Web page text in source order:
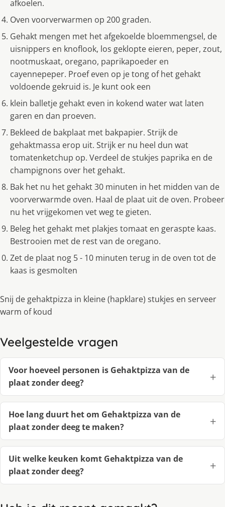
afkoelen.
Oven voorverwarmen op 200 graden.
Gehakt mengen met het afgekoelde bloemmengsel, de
uisnippers en knoflook, los geklopte eieren, peper, zout,
nootmuskaat, oregano, paprikapoeder en
cayennepeper. Proef even op je tong of het gehakt
voldoende gekruid is. Je kunt ook een
klein balletje gehakt even in kokend water wat laten
garen en dan proeven.
Bekleed de bakplaat met bakpapier. Strijk de
gehaktmassa erop uit. Strijk er nu heel dun wat
tomatenketchup op. Verdeel de stukjes paprika en de
champignons over het gehakt.
Bak het nu het gehakt 30 minuten in het midden van de
voorverwarmde oven. Haal de plaat uit de oven. Probeer
nu het vrijgekomen vet weg te gieten.
Beleg het gehakt met plakjes tomaat en geraspte kaas.
Bestrooien met de rest van de oregano.
Zet de plaat nog 5 - 10 minuten terug in de oven tot de
kaas is gesmolten
Snij de gehaktpizza in kleine (hapklare) stukjes en serveer
warm of koud
Veelgestelde vragen
Voor hoeveel personen is Gehaktpizza van de
plaat zonder deeg?
Hoe lang duurt het om Gehaktpizza van de
plaat zonder deeg te maken?
Uit welke keuken komt Gehaktpizza van de
plaat zonder deeg?